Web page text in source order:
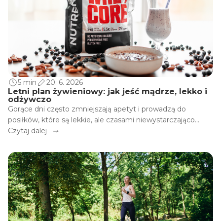
podstawie objawów i diety.
5 min 20. 6. 2026
Letni plan żywieniowy: jak jeść mądrze, lekko i
odżywczo
Gorące dni często zmniejszają apetyt i prowadzą do
posiłków, które są lekkie, ale czasami niewystarczająco
sycące i niedostatecznie odżywcze. Najczęściej brakuje
mięśniowej, równowagi hormonalnej i sytości, która chroni
nas przed podjadaniem różnych smakołyków.
Czytaj dalej